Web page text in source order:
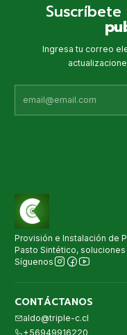
Ingresa tu correo
Provisión e Instalación de
Pasto Sintético,
Síguenos
CONTÁCTANOS
aldo@triple-c.cl
+56949916220